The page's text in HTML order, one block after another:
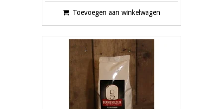
Toevoegen aan winkelwagen